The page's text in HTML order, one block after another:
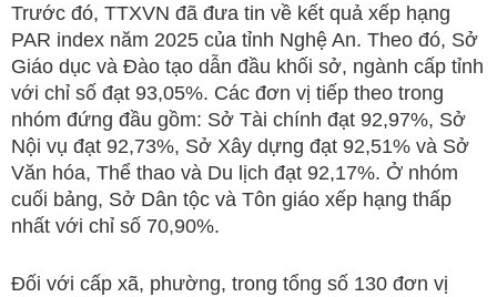
Trước đó, TTXVN đã đưa tin về kết quả xếp hạng
PAR index năm 2025 của tỉnh Nghệ An. Theo đó, Sở
Giáo dục và Đào tạo dẫn đầu khối sở, ngành cấp tỉnh
với chỉ số đạt 93,05%. Các đơn vị tiếp theo trong
nhóm đứng đầu gồm: Sở Tài chính đạt 92,97%, Sở
Nội vụ đạt 92,73%, Sở Xây dựng đạt 92,51% và Sở
Văn hóa, Thể thao và Du lịch đạt 92,17%. Ở nhóm
cuối bảng, Sở Dân tộc và Tôn giáo xếp hạng thấp
nhất với chỉ số 70,90%.
Đối với cấp xã, phường, trong tổng số 130 đơn vị